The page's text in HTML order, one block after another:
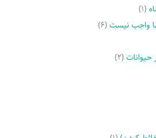
(۱)
واجب نیست(۶)
(۲)